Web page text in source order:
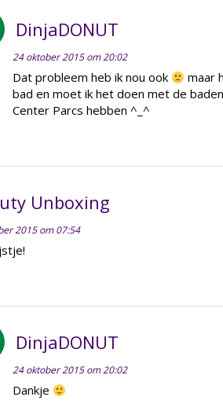
DinjaDONUT
24 oktober 2015 om 20:02
Dat probleem heb ik nou ook
maar
bad en moet ik het doen met de
Center Parcs hebben ^_^
Unboxing
2015 om 07:54
DinjaDONUT
24 oktober 2015 om 20:02
Dankje